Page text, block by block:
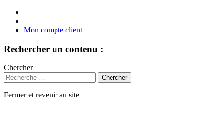
Mon compte client
Rechercher un contenu :
Chercher
Fermer et revenir au site